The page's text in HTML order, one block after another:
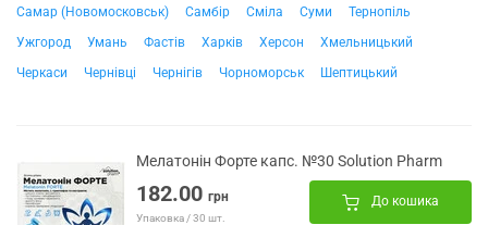
Самар (Новомосковськ)
Самбір Сміла Суми
Тернопіль
Ужгород
Умань Фастів Харків Херсон
Хмельницький
Черкаси
Чернівці Чернігів Чорноморськ Шептицький
Мелатонін Форте капс. №30 Solution Pharm
182.00 грн
Упаковка / 30 шт.
До кошика